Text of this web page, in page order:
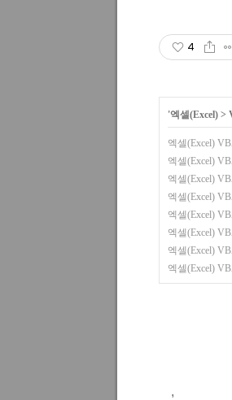
4
'엑셀(Excel) >
엑셀(Excel)
엑셀(Excel)
엑셀(Excel)
엑셀(Excel)
엑셀(Excel)
엑셀(Excel)
엑셀(Excel)
엑셀(Excel)
,